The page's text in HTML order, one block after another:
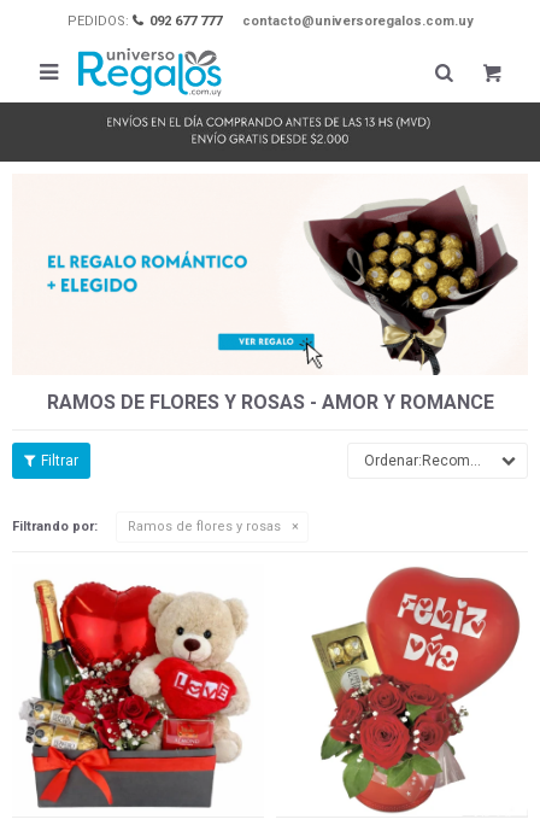
PEDIDOS: 092 677 777 contacto@universoregalos.com.uy

RAMOS DE FLORES Y ROSAS - AMOR Y ROMANCE
Recomendados
Filtrando por: Ramos de flores y rosas